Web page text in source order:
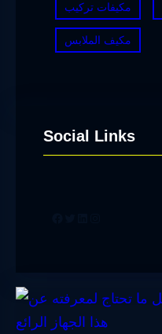
مكيفات تركيب
مكيف الملابس
Social Links